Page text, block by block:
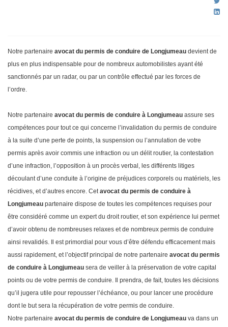
Notre partenaire avocat du permis de conduire de Longjumeau devient de
plus en plus indispensable pour de nombreux automobilistes ayant été
sanctionnés par un radar, ou par un contrôle effectué par les forces de
l’ordre.
Notre partenaire avocat du permis de conduire à Longjumeau assure ses
compétences pour tout ce qui concerne l’invalidation du permis de conduire
à la suite d’une perte de points, la suspension ou l’annulation de votre
permis après avoir commis une infraction ou un délit routier, la contestation
d’une infraction, l’opposition à un procès verbal, les différents litiges
découlant d’une conduite à l’origine de préjudices corporels ou matériels, les
récidives, et d’autres encore. Cet avocat du permis de conduire à
Longjumeau partenaire dispose de toutes les compétences requises pour
être considéré comme un expert du droit routier, et son expérience lui permet
d’avoir obtenu de nombreuses relaxes et de nombreux permis de conduire
ainsi revalidés. Il est primordial pour vous d’être défendu efficacement mais
aussi rapidement, et l’objectif principal de notre partenaire avocat du permis
de conduire à Longjumeau sera de veiller à la préservation de votre capital
points ou de votre permis de conduire. Il prendra, de fait, toutes les décisions
qu’il jugera utile pour repousser l’échéance, ou pour lancer une procédure
dont le but sera la récupération de votre permis de conduire.
Notre partenaire avocat du permis de conduire de Longjumeau va dans un